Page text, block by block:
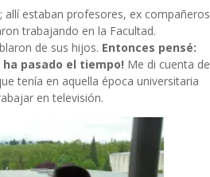
allí estaban profesores, ex compañeros
trabajando en la Facultad.
de sus hijos. Entonces pensé:
ha pasado el tiempo! Me di cuenta de
tenía en aquella época universitaria
en televisión.